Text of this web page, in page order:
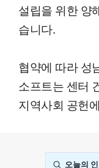
설립을 위한 양
습니다.
협약에 따라 성
소프트는 센터
지역사회 공헌